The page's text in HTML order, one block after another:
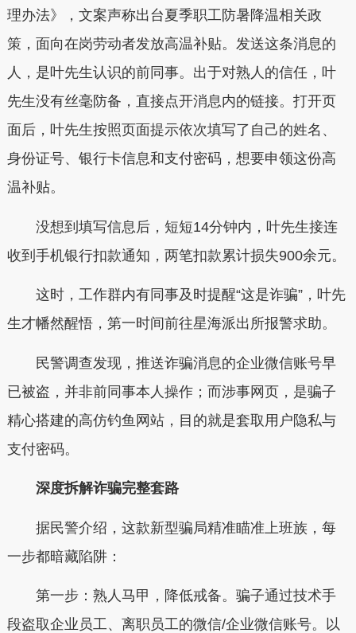
理办法》，文案声称出台夏季职工防暑降温相关政
策，面向在岗劳动者发放高温补贴。发送这条消息的
人，是叶先生认识的前同事。出于对熟人的信任，叶
先生没有丝毫防备，直接点开消息内的链接。打开页
面后，叶先生按照页面提示依次填写了自己的姓名、
身份证号、银行卡信息和支付密码，想要申领这份高
温补贴。
没想到填写信息后，短短14分钟内，叶先生接连
收到手机银行扣款通知，两笔扣款累计损失900余元。
这时，工作群内有同事及时提醒“这是诈骗”，叶先
生才幡然醒悟，第一时间前往星海派出所报警求助。
民警调查发现，推送诈骗消息的企业微信账号早
已被盗，并非前同事本人操作；而涉事网页，是骗子
精心搭建的高仿钓鱼网站，目的就是套取用户隐私与
支付密码。
深度拆解诈骗完整套路
据民警介绍，这款新型骗局精准瞄准上班族，每
一步都暗藏陷阱：
第一步：熟人马甲，降低戒备。骗子通过技术手
段盗取企业员工、离职员工的微信/企业微信账号。以